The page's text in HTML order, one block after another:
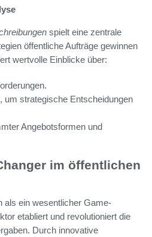
spielt eine zentrale
öffentliche Aufträge gewinnen
wertvolle Einblicke über:
um strategische Entscheidungen
Angebotsformen und
im öffentlichen
als ein wesentlicher Game-
etabliert und revolutioniert die
Durch innovative